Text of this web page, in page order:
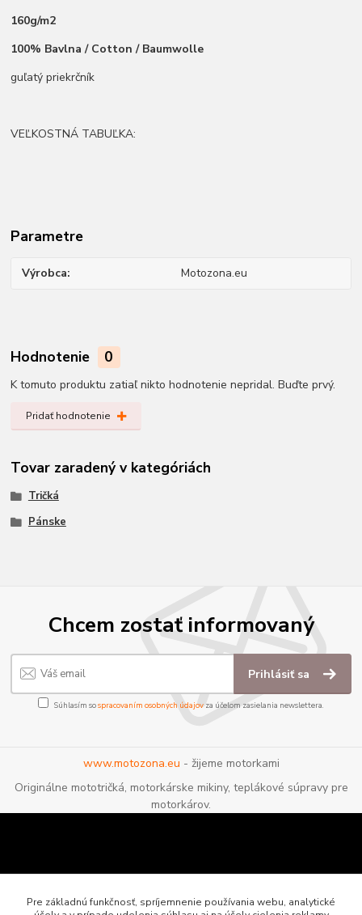
160g/m2
100% Bavlna / Cotton / Baumwolle
guľatý priekrčník
VEĽKOSTNÁ TABUĽKA:
Parametre
Výrobca Motozona.eu
Hodnotenie 0
K tomuto produktu zatiaľ nikto hodnotenie nepridal. Buďte prvý.
Pridať hodnotenie
Tovar zaradený v kategóriách
Tričká
Pánske
Chcem zostať informovaný
Prihlásiť sa
Súhlasím sospracovaním osobných údajov za účelom zasielania newslettera.
www.motozona.eu - žijeme motorkami
Originálne mototričká, motorkárske mikiny, teplákové súpravy pre
motorkárov.
Pre základnú funkčnosť, spríjemnenie používania webu, analytické